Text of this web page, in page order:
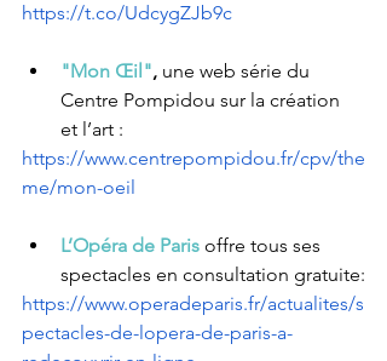
https://t.co/UdcygZJb9c
"Mon Œil", une web série du
Centre Pompidou sur la création
et l’art :
https://www.centrepompidou.fr/cpv/the
me/mon-oeil
L’Opéra de Paris offre tous ses
spectacles en consultation gratuite:
https://www.operadeparis.fr/actualites/s
pectacles-de-lopera-de-paris-a-